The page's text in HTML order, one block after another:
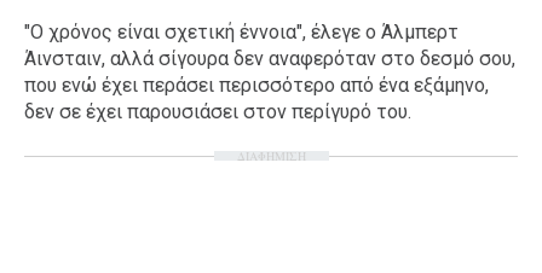
Food
Body+Mind
Ταξίδια
Style
"Ο χρόνος είναι σχετική έννοια", έλεγε ο Άλμπερτ
Άινσταιν, αλλά σίγουρα δεν αναφερόταν στο δεσμό σου,
που ενώ έχει περάσει περισσότερο από ένα εξάμηνο,
δεν σε έχει παρουσιάσει στον περίγυρό του.
ΔΙΑΦΗΜΙΣΗ